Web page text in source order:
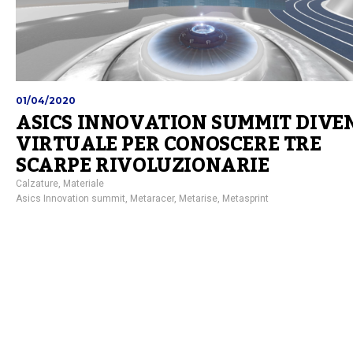
01/04/2020
ASICS INNOVATION SUMMIT
VIRTUALE PER CONOSCERE TRE
SCARPE RIVOLUZIONARIE
Calzature, Materiale
Asics Innovation summit, Metaracer, Metarise, Metasprint